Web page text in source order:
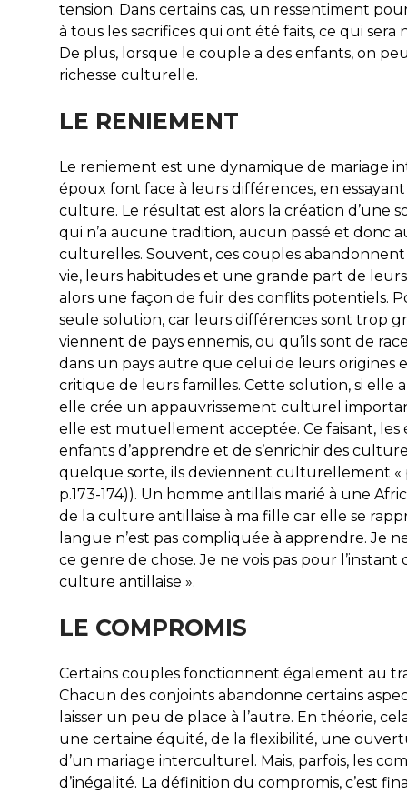
tension. Dans certains cas, un ressentiment
à tous les sacrifices qui ont été faits, ce qui sera
De plus, lorsque le couple a des enfants, on
richesse culturelle.
LE RENIEMENT
Le reniement est une dynamique de mariage
époux font face à leurs différences, en
culture. Le résultat est alors la création d’une
qui n’a aucune tradition, aucun passé et donc
culturelles. Souvent, ces couples
vie, leurs habitudes et une grande part de
alors une façon de fuir des conflits potentiels.
seule solution, car leurs différences sont trop
viennent de pays ennemis, ou qu’ils sont de
dans un pays autre que celui de leurs origines
critique de leurs familles. Cette solution, si elle
elle crée un appauvrissement culturel
elle est mutuellement acceptée. Ce faisant,
enfants d’apprendre et de s’enrichir des
quelque sorte, ils deviennent culturellement «
p.173-174)). Un homme antillais marié à une
de la culture antillaise à ma fille car elle se
langue n’est pas compliquée à apprendre. Je
ce genre de chose. Je ne vois pas pour
culture antillaise ».
LE COMPROMIS
Certains couples fonctionnent également au
Chacun des conjoints abandonne certains
laisser un peu de place à l’autre. En théorie,
une certaine équité, de la flexibilité, une
d’un mariage interculturel. Mais, parfois, les
d’inégalité. La définition du compromis, c’est